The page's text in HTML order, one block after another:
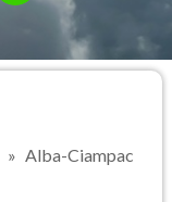
Alba-Ciampac